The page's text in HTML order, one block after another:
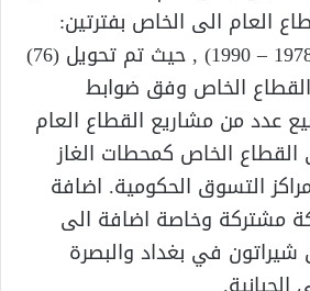
العام الى الخاص بفترتين:
الاولى: امتدت من (1978 – 1990) , حيث تم تحويل (76)
الخاص وفق ضوابط
عدد من مشاريع القطاع العام
القطاع الخاص كمحطات الغاز
التسوق الحكومية. اضافة
16 شركة مشتركة وخاصة اضافة الى
شيراتون في بغداد والبصرة